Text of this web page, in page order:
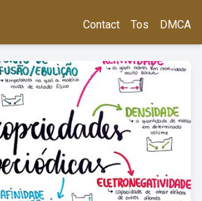
Contact Tos DMCA